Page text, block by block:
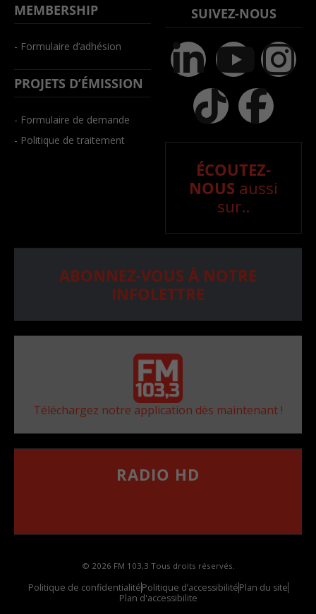
MEMBERSHIP
- Formulaire d’adhésion
PROJETS D’ÉMISSION
- Formulaire de demande
- Politique de traitement
SUIVEZ-NOUS
ÉCOUTEZ-
NOUS aussi
sur..
ABONNEZ-VOUS À NOTRE
INFOLETTRE
Téléchargez notre application dès maintenant !
RADIO HD
© 2026 FM 103,3 Tous droits réservés.
Politique de confidentialitéPolitique d’accessibilitéPlan du site
Plan d'accessibilite